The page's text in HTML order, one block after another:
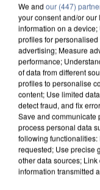
INCENDIES :
DE SOLIDARITÉ
We and our (447)
your consent and/or
information on a
profiles for
advertising; Measure
performance;
of data from different
profiles to personalise
content; Use limited
detect fraud, and fix
Save and communicate
process personal data
following
requested; Use precise
other data sources;
information transmitted